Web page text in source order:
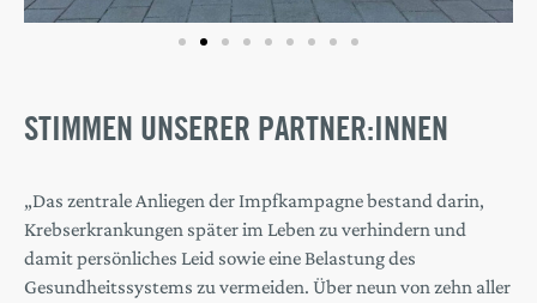
STIMMEN UNSERER PARTNER:INNEN
„Das zentrale Anliegen der Impfkampagne bestand darin,
Krebserkrankungen später im Leben zu verhindern und
damit persönliches Leid sowie eine Belastung des
Gesundheitssystems zu vermeiden. Über neun von zehn aller